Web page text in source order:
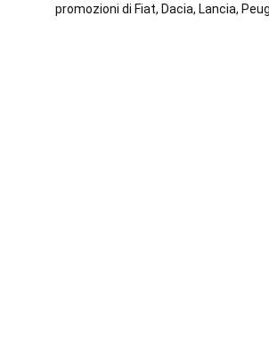
promozioni di Fiat, Dacia, Lancia,